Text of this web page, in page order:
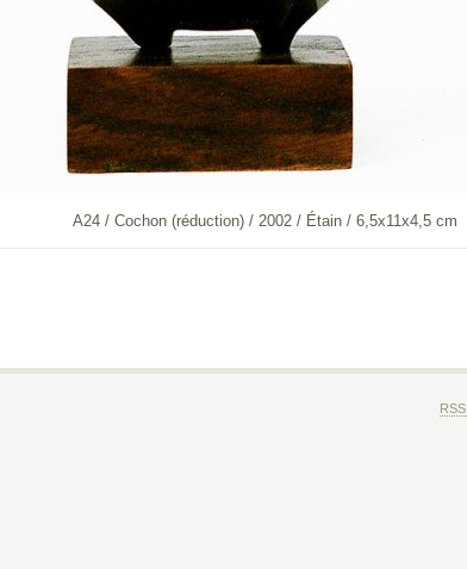
A24 / Cochon (réduction) / 2002 / Étain / 6,5x11x4,5 cm
RSS